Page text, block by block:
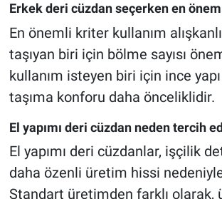
Erkek deri cüzdan seçerken en
En önemli kriter kullanım
taşıyan biri için bölme sayısı
kullanım isteyen biri için ince
taşıma konforu daha önceliklidir.
El yapımı deri cüzdan neden tercih
El yapımı deri cüzdanlar, işçilik
daha özenli üretim hissi
Standart üretimden farklı olarak,